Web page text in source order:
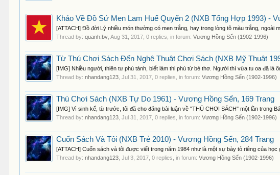
Khảo Về Đồ Sứ Men Lam Huế Quyển 2 (NXB Tổng Hợp 1993) -
[ATTACH] Đồ đời Lý nhiều món thường có men trắng, hay trong lòng tô màu trắng, ngoài
Thread by:quanh.bv ,Aug 31, 2017 , 0 replies, in forum:Vương Hồng Sển (1902-1996)
Từ Thú Chơi Sách Đến Nghệ Thuật Chơi Sách (NXB Mỹ Thuật
[IMG] Nhiều người, thiên tư phú tánh, biết làm thi phú từ bé thơ. Người thì vừa tu oa đã là
Thread by:nhandang123 ,Jul 31, 2017 , 0 replies, in forum:Vương Hồng Sển (1902-1996)
Thú Chơi Sách (NXB Tự Do 1961) - Vương Hồng Sển, 169 Trang
[IMG] Vì sinh kế, từ trước, tôi đã cho đăng bài luận về "THÚ CHƠI SÁCH" một lần trong
Thread by:nhandang123 ,Jul 31, 2017 , 0 replies, in forum:Vương Hồng Sển (1902-1996)
Cuốn Sách Và Tôi (NXB Trẻ 2010) - Vương Hồng Sển, 284 Trang
[ATTACH] Cuốn sách và tôi được viết trong năm 1984 như là một sự bày tỏ riêng của học
Thread by:nhandang123 ,Jul 3, 2017 , 0 replies, in forum:Vương Hồng Sển (1902-1996)